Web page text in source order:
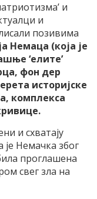
и
и
позивима
Немаца (која је
‘елите’
фон дер
историјске
комплекса
и схватају
је Немачка због
проглашена
свег зла на